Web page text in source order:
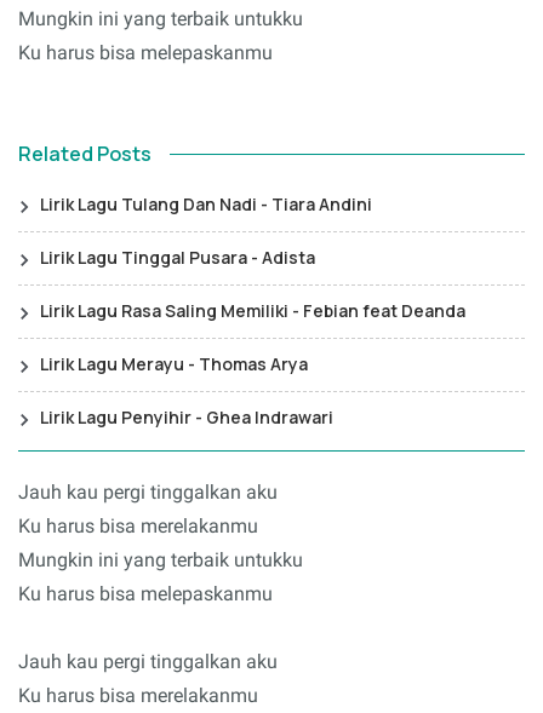
Mungkin ini yang terbaik untukku
Ku harus bisa melepaskanmu
Related Posts
Lirik Lagu Tulang Dan Nadi - Tiara Andini
Lirik Lagu Tinggal Pusara - Adista
Lirik Lagu Rasa Saling Memiliki - Febian feat Deanda
Lirik Lagu Merayu - Thomas Arya
Lirik Lagu Penyihir - Ghea Indrawari
Jauh kau pergi tinggalkan aku
Ku harus bisa merelakanmu
Mungkin ini yang terbaik untukku
Ku harus bisa melepaskanmu
Jauh kau pergi tinggalkan aku
Ku harus bisa merelakanmu